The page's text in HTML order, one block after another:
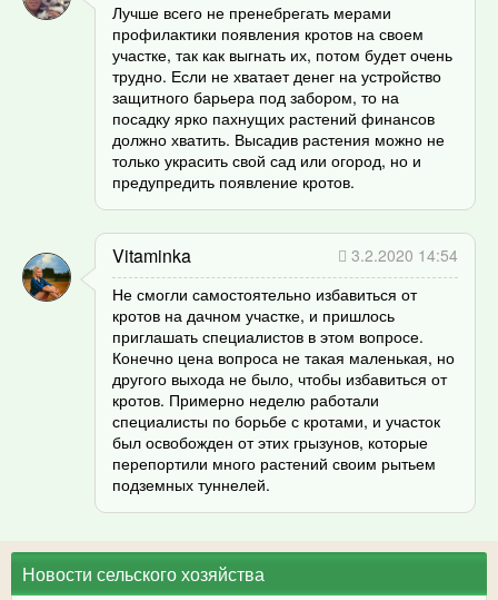
Лучше всего не пренебрегать мерами
профилактики появления кротов на своем
участке, так как выгнать их, потом будет очень
трудно. Если не хватает денег на устройство
защитного барьера под забором, то на
посадку ярко пахнущих растений финансов
должно хватить. Высадив растения можно не
только украсить свой сад или огород, но и
предупредить появление кротов.
Vitaminka
3.2.2020 14:54
Не смогли самостоятельно избавиться от
кротов на дачном участке, и пришлось
приглашать специалистов в этом вопросе.
Конечно цена вопроса не такая маленькая, но
другого выхода не было, чтобы избавиться от
кротов. Примерно неделю работали
специалисты по борьбе с кротами, и участок
был освобожден от этих грызунов, которые
перепортили много растений своим рытьем
подземных туннелей.
Новости сельского хозяйства